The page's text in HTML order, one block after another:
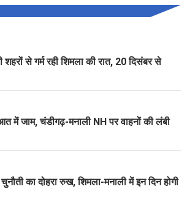
से गर्म रही शिमला की रात, 20 दिसंबर से
में जाम, चंडीगढ़-मनाली NH पर वाहनों की लंबी
का दोहरा रुख, शिमला-मनाली में इन दिन होगी